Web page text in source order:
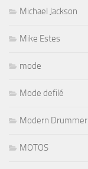
Michael Jackson
Mike Estes
mode
Mode defilé
Modern Drummer
MOTOS